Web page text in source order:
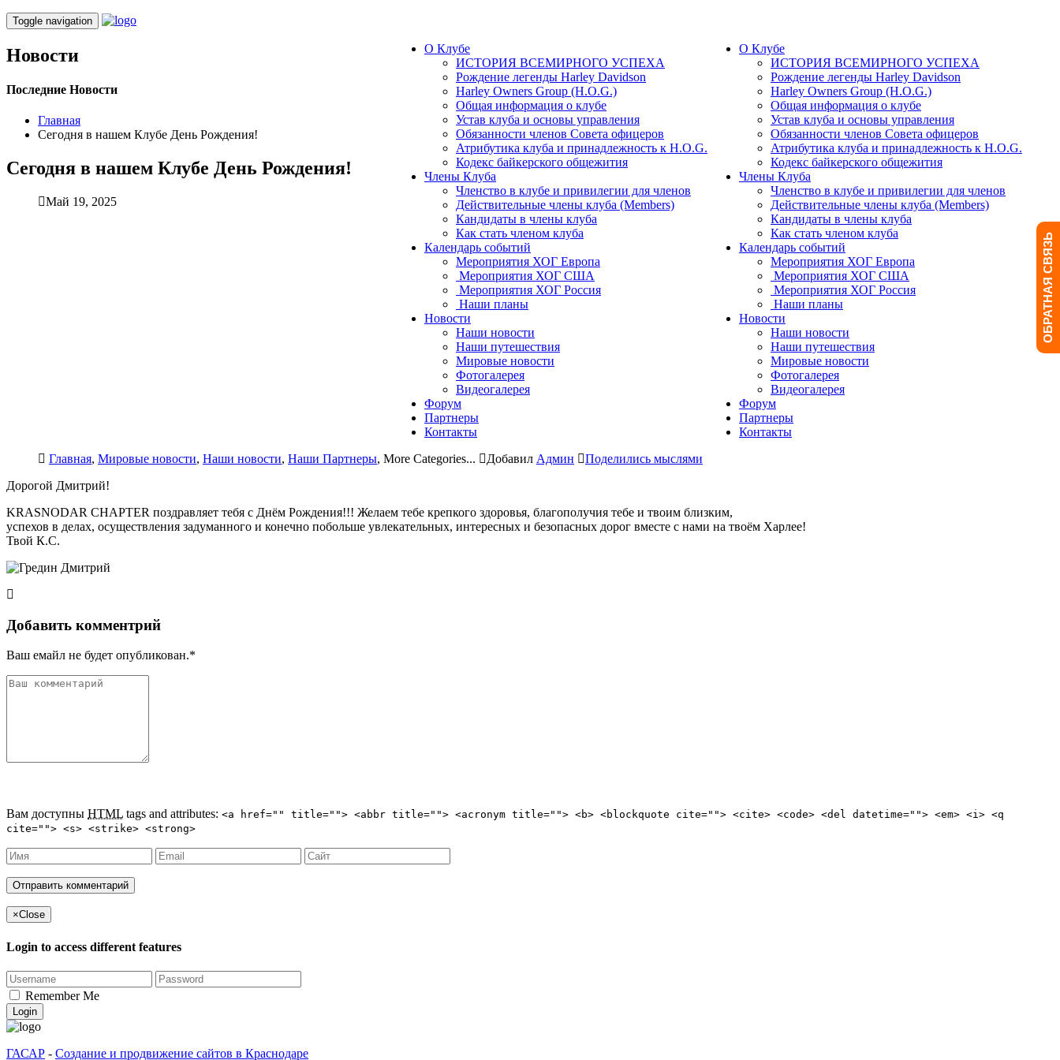
Toggle navigation
О Клубе
ИСТОРИЯ ВСЕМИРНОГО УСПЕХА
Рождение легенды Harley Davidson
Harley Owners Group (H.O.G.)
Общая информация о клубе
Устав клуба и основы управления
Обязанности членов Совета офицеров
Атрибутика клуба и принадлежность к H.O.G.
Кодекс байкерского общежития
Члены Клуба
Членство в клубе и привилегии для членов
Действительные члены клуба (Members)
Кандидаты в члены клуба
Как стать членом клуба
Календарь событий
Мероприятия ХОГ Европа
Мероприятия ХОГ США
Мероприятия ХОГ Россия
Наши планы
Новости
Наши новости
Наши путешествия
Мировые новости
Фотогалерея
Видеогалерея
Форум
Партнеры
Контакты
О Клубе
ИСТОРИЯ ВСЕМИРНОГО УСПЕХА
Рождение легенды Harley Davidson
Harley Owners Group (H.O.G.)
Общая информация о клубе
Устав клуба и основы управления
Обязанности членов Совета офицеров
Атрибутика клуба и принадлежность к H.O.G.
Кодекс байкерского общежития
Члены Клуба
Членство в клубе и привилегии для членов
Действительные члены клуба (Members)
Кандидаты в члены клуба
Как стать членом клуба
Календарь событий
Мероприятия ХОГ Европа
Мероприятия ХОГ США
Мероприятия ХОГ Россия
Наши планы
Новости
Наши новости
Наши путешествия
Мировые новости
Фотогалерея
Видеогалерея
Форум
Партнеры
Контакты
Новости
Последние Новости
Главная
Сегодня в нашем Клубе День Рождения!
Сегодня в нашем Клубе День Рождения!
Май 19, 2025
Главная, Мировые новости, Наши новости, Наши Партнеры, More Categories... Добавил Админ
Поделились мыслями
Дорогой Дмитрий!
KRASNODAR CHAPTER поздравляет тебя с Днём Рождения!!! Желаем тебе крепкого здоровья, благополучия тебе и твоим близким,
успехов в делах, осуществления задуманного и конечно побольше увлекательных, интересных и безопасных дорог вместе с нами на твоём Харлее!
Твой К.С.
Добавить комментрий
Ваш емайл не будет опубликован.*
Вам доступны HTML tags and attributes: <a href="" title=""> <abbr title=""> <acronym title=""> <b> <blockquote cite=""> <cite> <code> <del datetime=""> <em> <i> <q
cite=""> <s> <strike> <strong>
×Close
Login to access different features
Remember Me
Login
ГАСАР - Создание и продвижение сайтов в Краснодаре
ОБРАТНАЯ СВЯЗЬ